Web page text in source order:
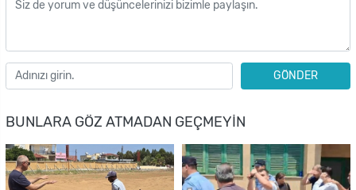
GÖNDER
BUNLARA GÖZ ATMADAN GEÇMEYIN